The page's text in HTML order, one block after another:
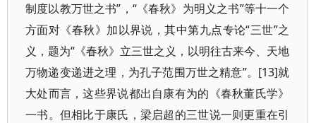
制度以教万世之书”，“《春秋》为明义之书”等十一个
方面对《春秋》加以界说，其中第九点专论“三世”之
义，题为“《春秋》立三世之义，以明往古来今、天地
万物递变递进之理，为孔子范围万世之精意”。[13]就
大处而言，这些界说都出自康有为的《春秋董氏学》
一书。但相比于康氏，梁启超的三世说一则更重在引